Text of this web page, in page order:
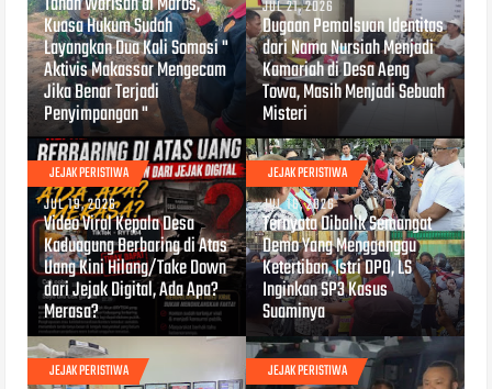
Kuasa Hukum Sudah
Layangkan Dua Kali Somasi "
Aktivis Makassar Mengecam
Jika Benar Terjadi
Penyimpangan "
JUL 21, 2026
Dugaan Pemalsuan Identitas
dari Nama Nursiah Menjadi
Kamariah di Desa Aeng
Towa, Masih Menjadi Sebuah
Misteri
JEJAK PERISTIWA
JUL 19, 2026
Video Viral Kepala Desa
Kaduagung Berbaring di Atas
Uang Kini Hilang/Take Down
dari Jejak Digital, Ada Apa?
Merasa?
JEJAK PERISTIWA
JUL 16, 2026
Ternyata Dibalik Semangat
Demo Yang Mengganggu
Ketertiban, Istri DPO, LS
Inginkan SP3 Kasus
Suaminya
JEJAK PERISTIWA JEJAK PERISTIWA